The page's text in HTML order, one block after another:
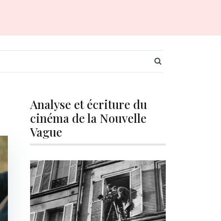
Analyse et écriture du
cinéma de la Nouvelle
Vague